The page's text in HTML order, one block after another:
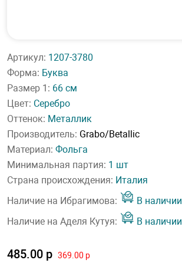
Артикул: 1207-3780
Форма: Буква
Размер 1: 66 см
Цвет: Серебро
Оттенок: Металлик
Производитель: Grabo/Betallic
Материал: Фольга
Минимальная партия: 1 шт
Страна происхождения: Италия
Наличие на Ибрагимова:
В наличии
Наличие на Аделя Кутуя:
В наличии
485.00 р 369.00 р